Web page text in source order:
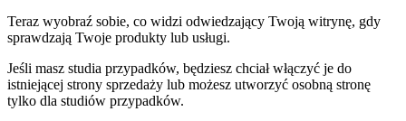
Teraz wyobraź sobie, co widzi odwiedzający Twoją witrynę, gdy
sprawdzają Twoje produkty lub usługi.
Jeśli masz studia przypadków, będziesz chciał włączyć je do
istniejącej strony sprzedaży lub możesz utworzyć osobną stronę
tylko dla studiów przypadków.